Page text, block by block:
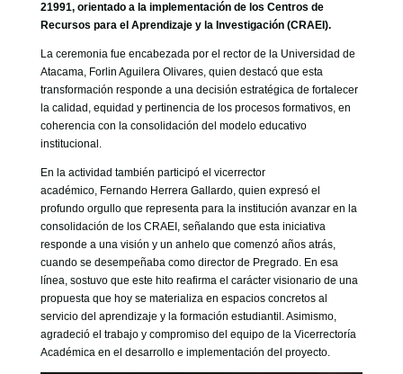
21991, orientado a la implementación de los Centros de
Recursos para el Aprendizaje y la Investigación (CRAEI).
La ceremonia fue encabezada por el rector de la Universidad de
Atacama, Forlin Aguilera Olivares, quien destacó que esta
transformación responde a una decisión estratégica de fortalecer
la calidad, equidad y pertinencia de los procesos formativos, en
coherencia con la consolidación del modelo educativo
institucional.
En la actividad también participó el vicerrector
académico, Fernando Herrera Gallardo, quien expresó el
profundo orgullo que representa para la institución avanzar en la
consolidación de los CRAEI, señalando que esta iniciativa
responde a una visión y un anhelo que comenzó años atrás,
cuando se desempeñaba como director de Pregrado. En esa
línea, sostuvo que este hito reafirma el carácter visionario de una
propuesta que hoy se materializa en espacios concretos al
servicio del aprendizaje y la formación estudiantil. Asimismo,
agradeció el trabajo y compromiso del equipo de la Vicerrectoría
Académica en el desarrollo e implementación del proyecto.